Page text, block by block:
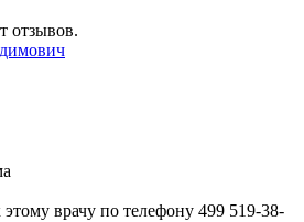
отзывов.
врачу по телефону 499 519-38-